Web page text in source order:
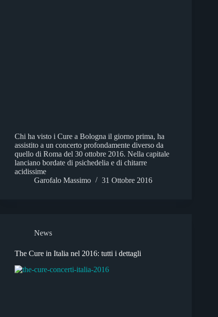
Chi ha visto i Cure a Bologna il giorno prima, ha
assistito a un concerto profondamente diverso da
quello di Roma del 30 ottobre 2016. Nella capitale
lanciano bordate di psichedelia e di chitarre
acidissime
Garofalo Massimo
31 Ottobre 2016
News
The Cure in Italia nel 2016: tutti i dettagli